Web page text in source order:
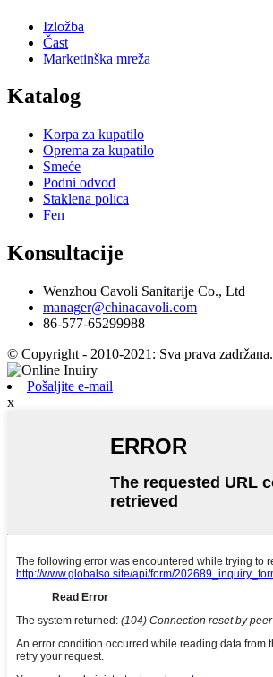
Izložba
Čast
Marketinška mreža
Katalog
Korpa za kupatilo
Oprema za kupatilo
Smeće
Podni odvod
Staklena polica
Fen
Konsultacije
Wenzhou Cavoli Sanitarije Co., Ltd
manager@chinacavoli.com
86-577-65299988
© Copyright - 2010-2021: Sva prava zadržana.
Pošaljite e-mail
x